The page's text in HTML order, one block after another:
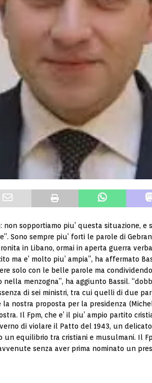
non sopportiamo piu’ questa situazione,
Sono sempre piu’ forti le parole di
in Libano, ormai in aperta guerra
ma e’ molto piu’ ampia”, ha affermato
solo con le belle parole ma
menzogna”, ha aggiunto Bassil.
di sei ministri, tra cui quelli di due
nostra proposta per la presidenza
Il Fpm, che e’ il piu’ ampio partito
di violare il Patto del 1943, un
equilibrio tra cristiani e musulmani. Il
senza aver prima nominato un